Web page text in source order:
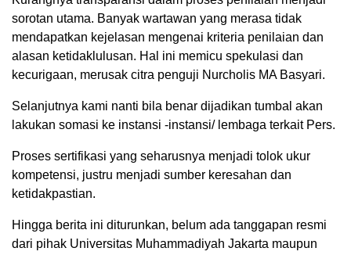
sorotan utama. Banyak wartawan yang merasa tidak
mendapatkan kejelasan mengenai kriteria penilaian dan
alasan ketidaklulusan. Hal ini memicu spekulasi dan
kecurigaan, merusak citra penguji Nurcholis MA Basyari.
Selanjutnya kami nanti bila benar dijadikan tumbal akan
lakukan somasi ke instansi -instansi/ lembaga terkait Pers.
Proses sertifikasi yang seharusnya menjadi tolok ukur
kompetensi, justru menjadi sumber keresahan dan
ketidakpastian.
Hingga berita ini diturunkan, belum ada tanggapan resmi
dari pihak Universitas Muhammadiyah Jakarta maupun